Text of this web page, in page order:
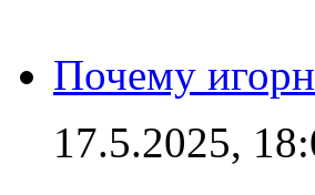
Почему
17.5.2025,